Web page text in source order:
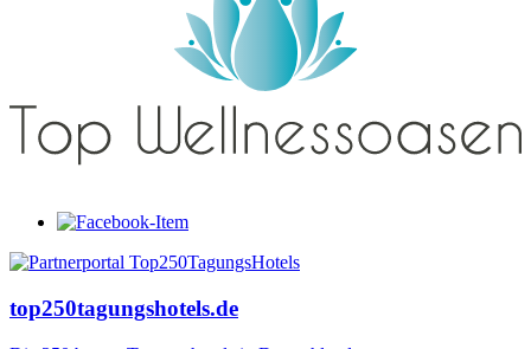
top250tagungshotels.de